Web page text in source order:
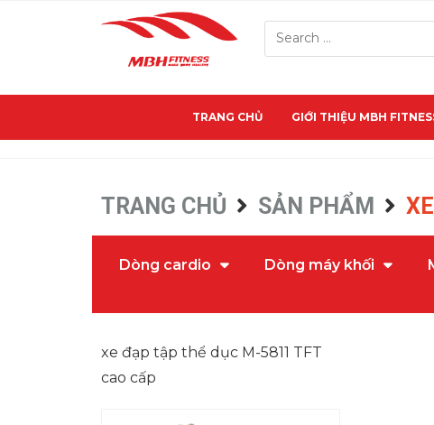
TRANG CHỦ GIỚI THIỆU MBH
TRANG CHỦ SẢN PHẨM
Dòng cardio Dòng máy khối
xe đạp tập thể dục M-5811 TFT
cao cấp